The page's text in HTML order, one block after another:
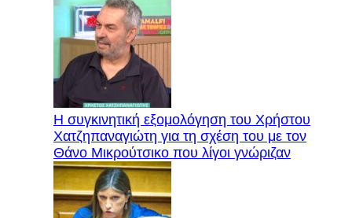
Η συγκινητική εξομολόγηση του Χρήστου
Χατζηπαναγιώτη για τη σχέση του με τον
Θάνο Μικρούτσικο που λίγοι γνώριζαν